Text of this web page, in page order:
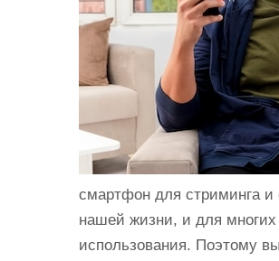
смартфон для стриминга
нашей жизни, и для
использования. Поэтому